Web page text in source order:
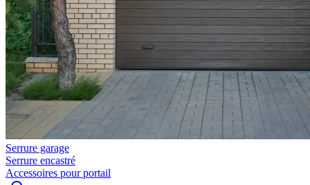
Serrure garage
Serrure encastré
Accessoires pour portail